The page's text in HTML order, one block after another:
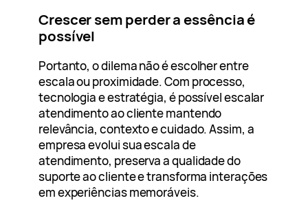
Crescer sem perder a essência é
possível
Portanto, o dilema não é escolher entre
escala ou proximidade. Com processo,
tecnologia e estratégia, é possível escalar
atendimento ao cliente mantendo
relevância, contexto e cuidado. Assim, a
empresa evolui sua escala de
atendimento, preserva a qualidade do
suporte ao cliente e transforma interações
em experiências memoráveis.